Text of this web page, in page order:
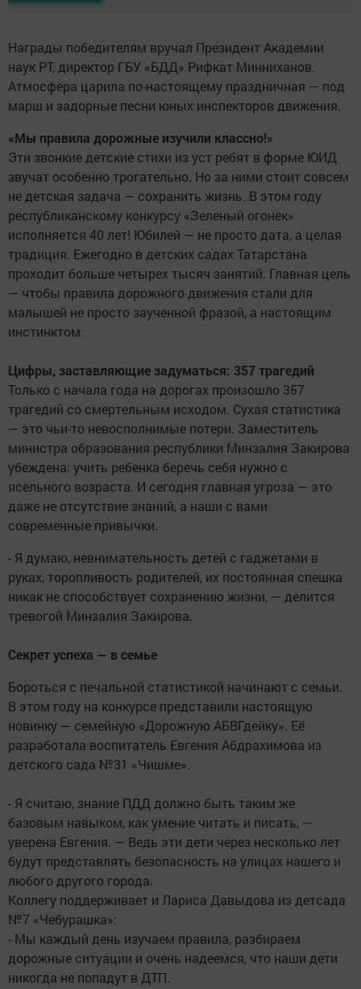
Награды победителям вручал Президент Академии
наук РТ, директор ГБУ «БДД» Рифкат Минниханов.
Атмосфера царила по-настоящему праздничная — под
марш и задорные песни юных инспекторов движения.
«Мы правила дорожные изучили классно!»
Эти звонкие детские стихи из уст ребят в форме ЮИД
звучат особенно трогательно. Но за ними стоит совсем
не детская задача — сохранить жизнь. В этом году
республиканскому конкурсу «Зеленый огонек»
исполняется 40 лет! Юбилей — не просто дата, а целая
традиция. Ежегодно в детских садах Татарстана
проходит больше четырех тысяч занятий. Главная цель
— чтобы правила дорожного движения стали для
малышей не просто заученной фразой, а настоящим
инстинктом.
Цифры, заставляющие задуматься: 357 трагедий
Только с начала года на дорогах произошло 357
трагедий со смертельным исходом. Сухая статистика
— это чьи-то невосполнимые потери. Заместитель
министра образования республики Минзалия Закирова
убеждена: учить ребенка беречь себя нужно с
ясельного возраста. И сегодня главная угроза — это
даже не отсутствие знаний, а наши с вами
современные привычки.
- Я думаю, невнимательность детей с гаджетами в
руках, торопливость родителей, их постоянная спешка
никак не способствует сохранению жизни, — делится
тревогой Минзалия Закирова.
Секрет успеха — в семье
Бороться с печальной статистикой начинают с семьи.
В этом году на конкурсе представили настоящую
новинку — семейную «Дорожную АБВГдейку». Её
разработала воспитатель Евгения Абдрахимова из
детского сада №31 «Чишме».
- Я считаю, знание ПДД должно быть таким же
базовым навыком, как умение читать и писать, —
уверена Евгения. — Ведь эти дети через несколько лет
будут представлять безопасность на улицах нашего и
любого другого города.
Коллегу поддерживает и Лариса Давыдова из детсада
№7 «Чебурашка»:
- Мы каждый день изучаем правила, разбираем
дорожные ситуации и очень надеемся, что наши дети
никогда не попадут в ДТП.